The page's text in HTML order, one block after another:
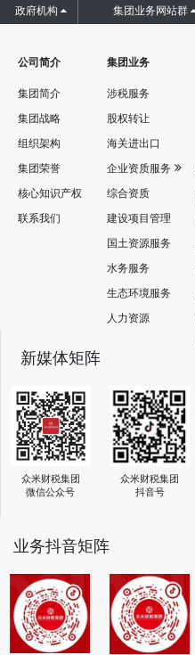
政府机构 集团业务网站群
公司简介
集团简介
集团战略
组织架构
集团荣誉
核心知识产权
联系我们
集团业务
涉税服务
股权转让
海关进出口
企业资质服务
综合资质
建设项目管理
国土资源服务
水务服务
生态环境服务
人力资源
新媒体矩阵
众米财税集团
微信公众号
众米财税集团
抖音号
业务抖音矩阵